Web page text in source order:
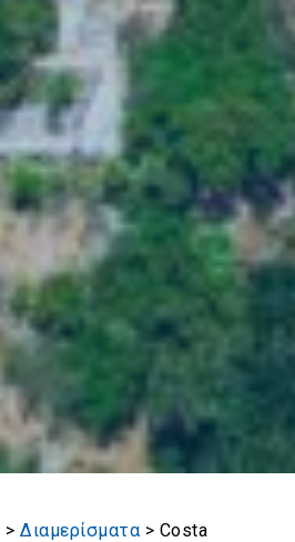
>Διαμερίσματα> Costa